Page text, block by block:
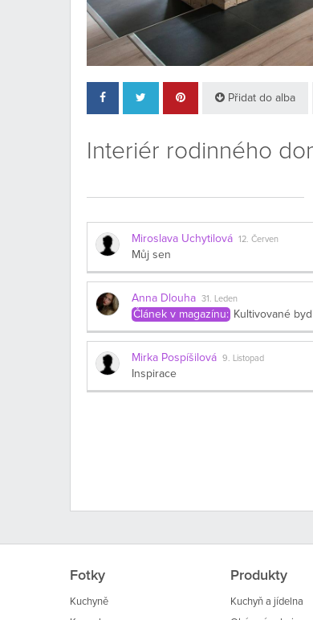
Přidat do alba
Interiér rodinného
Miroslava Uchytilová 12. Červen
Můj sen
Anna Dlouha 31. Leden
Článek v magazínu: Kultivované
Mirka Pospíšilová 9. Listopad
Inspirace
Fotky
Kuchyně
Produkty
Kuchyň a jídelna